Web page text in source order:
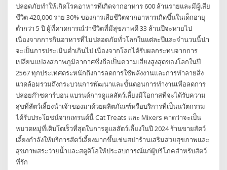
ปลอดภัยทำให้เกิดโรคอาหารที่เกิดจากอาหาร 600 ล้านรายและมีผู้เสีย
ชีวิต 420,000 ราย 30% ของการเสียชีวิตจากอาหารเกิดขึ้นในเด็กอายุ
ต่ำกว่า 5 ปี ผู้ที่คาดการณ์ว่าชีวิตที่มีสุขภาพดี 33 ล้านปีจะหายไป
เนื่องจากการกินอาหารที่ไม่ปลอดภัยทั่วโลกในแต่ละปีและจำนวนนี้น่า
จะเป็นการประเมินต่ำเกินไป เนื่องจากโลกได้รับผลกระทบจากการ
เปลี่ยนแปลงสภาพภูมิอากาศซึ่งถือเป็นความเสี่ยงสูงสุดของโลกในปี
2567 ทุกประเทศตระหนักถึงการลดการใช้พลังงานและการทำลายสิ่ง
แวดล้อมรวมถึงกระบวนการพัฒนาและขั้นตอนการทำงานเพื่อลดการ
ปล่อยก๊าซคาร์บอน แบรนด์การดูแลสัตว์เลี้ยงมีโอกาสที่จะได้รับความ
สุขที่สัตว์เลี้ยงนำเจ้าของมาด้วยผลิตภัณฑ์หรือบริการที่เป็นนวัตกรรม
ได้รับประโยชน์จากเทรนด์นี้ Cat Treats และ Mixers คาดว่าจะเป็น
หมวดหมู่ที่เติบโตเร็วที่สุดในการดูแลสัตว์เลี้ยงในปี 2024 ร้านขายสัตว์
เลี้ยงกำลังให้บริการสัตว์เลี้ยงมากขึ้นเช่นสปาร้านเสริมสวยสุขภาพและ
สุขภาพสระว่ายน้ำและสตูดิโอให้ประสบการณ์แก่ผู้บริโภคสำหรับสัตว์
ที่รัก